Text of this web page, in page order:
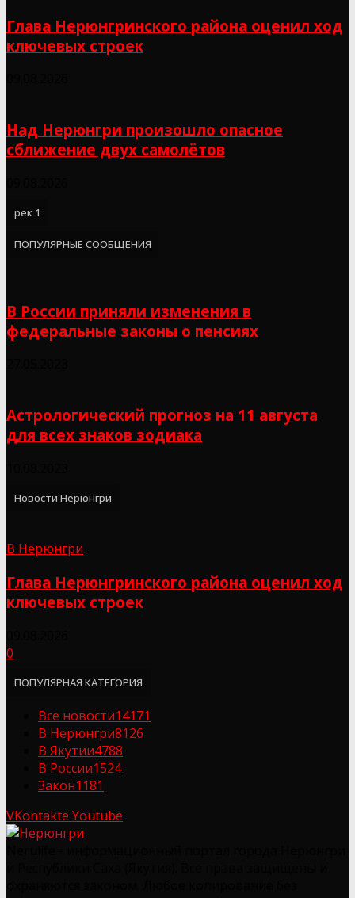
Глава Нерюнгринского района оценил ход
ключевых строек
Над Нерюнгри произошло опасное
сближение двух самолётов
рек 1
ПОПУЛЯРНЫЕ СООБЩЕНИЯ
В России приняли изменения в
федеральные законы о пенсиях
Астрологический прогноз на 11 августа
для всех знаков зодиака
Новости Нерюнгри
В Нерюнгри
Глава Нерюнгринского района оценил ход
ключевых строек
0
ПОПУЛЯРНАЯ КАТЕГОРИЯ
Все новости14171
В Нерюнгри8126
В Якутии4788
В России1524
Закон1181
VKontakte Youtube